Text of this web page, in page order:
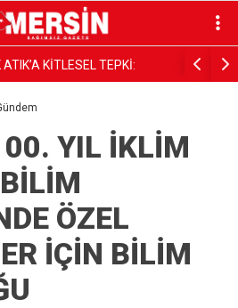
Anlaşması imzalandı Kıratlı:
YIL İKLİM
ÖZEL
İÇİN BİLİM